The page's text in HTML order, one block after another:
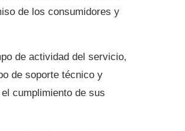
de los consumidores y
de actividad del servicio,
de soporte técnico y
cumplimiento de sus